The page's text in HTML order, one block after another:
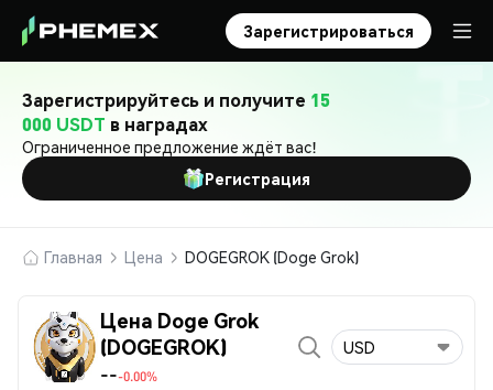
Зарегистрироваться
Зарегистрируйтесь и получите 15
000 USDT в наградах
Ограниченное предложение ждёт вас!
Регистрация
Главная Цена DOGEGROK (Doge Grok)
Цена Doge Grok
(DOGEGROK)
---0.00%
USD